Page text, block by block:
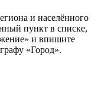
и населённого
пункт в списке,
и впишите
«Город».